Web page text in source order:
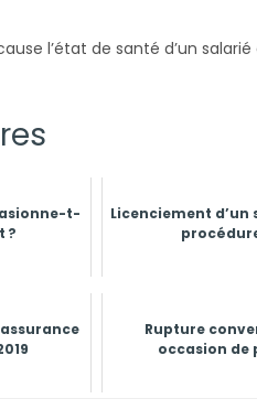
l’état de santé d’un
t-
?
Licenciement d’un
Rupture
occasion de